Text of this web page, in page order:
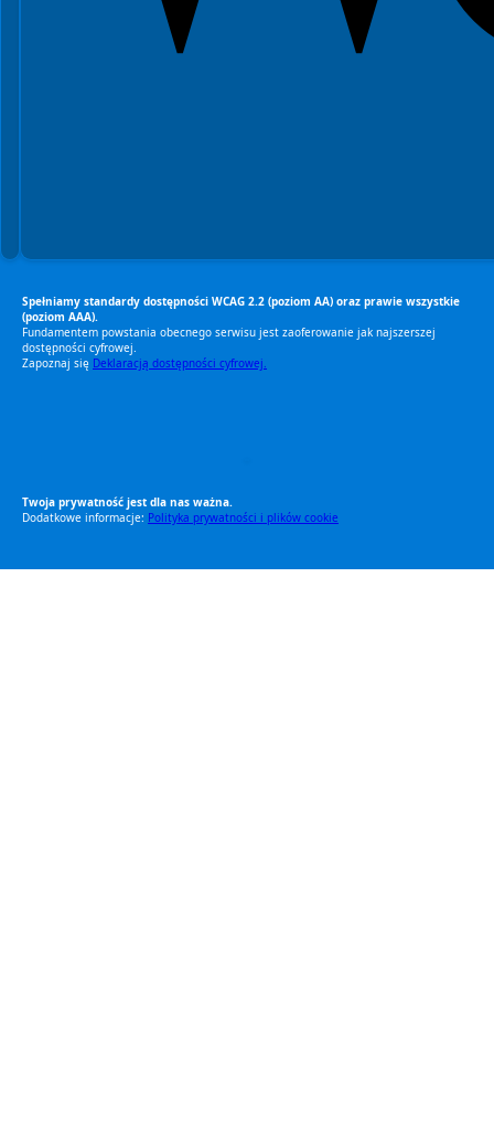
Spełniamy standardy dostępności WCAG 2.2 (poziom AA) oraz prawie wszystkie
(poziom AAA).
Fundamentem powstania obecnego serwisu jest zaoferowanie jak najszerszej
dostępności cyfrowej.
Zapoznaj się Deklaracją dostępności cyfrowej.
Twoja prywatność jest dla nas ważna.
Dodatkowe informacje: Polityka prywatności i plików cookie